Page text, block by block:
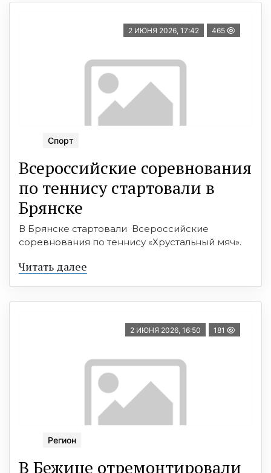
2 ИЮНЯ 2026, 17:42 465
Спорт
Всероссийские соревнования
по теннису стартовали в
Брянске
В Брянске стартовали Всероссийские
соревнования по теннису «Хрустальный мяч».
Читать далее
2 ИЮНЯ 2026, 16:50 181
Регион
В Бежице отремонтировали